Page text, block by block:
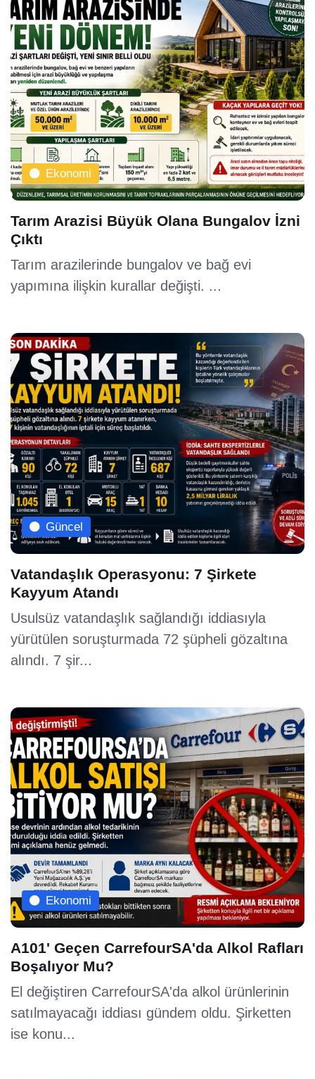
Ekonomi
Tarım Arazisi Büyük Olana Bungalov İzni
Çıktı
Tarım arazilerinde bungalov ve bağ evi
yapımına ilişkin kurallar değişti. ...
Güncel
Vatandaşlık Operasyonu: 7 Şirkete
Kayyum Atandı
Usulsüz vatandaşlık sağlandığı iddiasıyla
yürütülen soruşturmada 72 şüpheli gözaltına
alındı. 7 şir...
Ekonomi
A101' Geçen CarrefourSA'da Alkol Rafları
Boşalıyor Mu?
El değiştiren CarrefourSA'da alkol ürünlerinin
satılmayacağı iddiası gündem oldu. Şirketten
ise konu...